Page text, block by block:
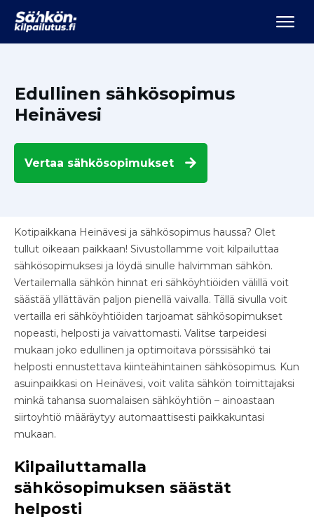
Edullinen sähkösopimus
Heinävesi
Vertaa sähkösopimukset
Kotipaikkana Heinävesi ja sähkösopimus haussa? Olet
tullut oikeaan paikkaan! Sivustollamme voit kilpailuttaa
sähkösopimuksesi ja löydä sinulle halvimman sähkön.
Vertailemalla sähkön hinnat eri sähköyhtiöiden välillä voit
säästää yllättävän paljon pienellä vaivalla. Tällä sivulla voit
vertailla eri sähköyhtiöiden tarjoamat sähkösopimukset
nopeasti, helposti ja vaivattomasti. Valitse tarpeidesi
mukaan joko edullinen ja optimoitava pörssisähkö tai
helposti ennustettava kiinteähintainen sähkösopimus. Kun
asuinpaikkasi on Heinävesi, voit valita sähkön toimittajaksi
minkä tahansa suomalaisen sähköyhtiön – ainoastaan
siirtoyhtiö määräytyy automaattisesti paikkakuntasi
mukaan.
Kilpailuttamalla
sähkösopimuksen säästät
helposti